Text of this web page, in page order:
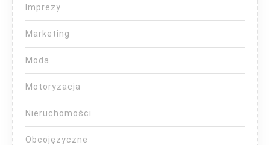
Imprezy
Marketing
Moda
Motoryzacja
Nieruchomości
Obcojęzyczne